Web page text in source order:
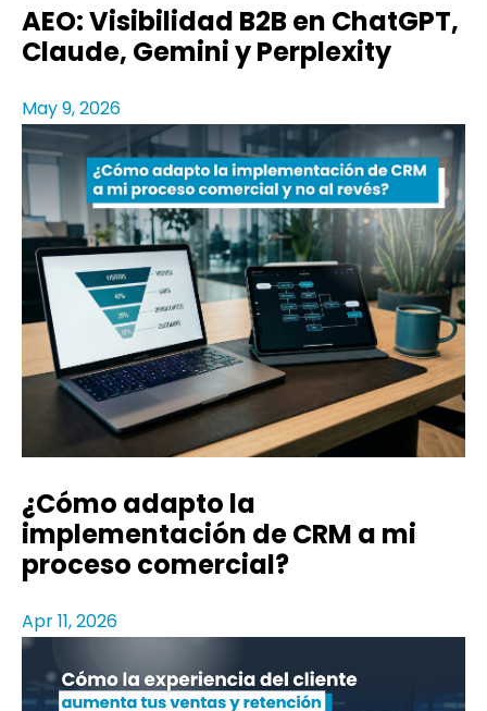
AEO: Visibilidad B2B en ChatGPT,
Claude, Gemini y Perplexity
May 9, 2026
¿Cómo adapto la
implementación de CRM a mi
proceso comercial?
Apr 11, 2026